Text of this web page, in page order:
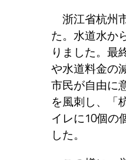
浙江省杭州
た。水道水か
りました。最
や水道料金の
市民が自由に
を風刺し、「
イレに10個の
した。